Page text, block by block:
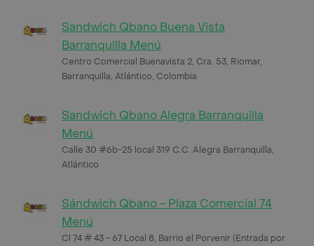
Sandwich Qbano Buena Vista
Barranquilla Menú
Centro Comercial Buenavista 2, Cra. 53, Riomar,
Barranquilla, Atlántico, Colombia
Sandwich Qbano Alegra Barranquilla
Menú
Calle 30 #6b-25 local 319 C.C. Alegra Barranquilla,
Atlántico
Sándwich Qbano - Plaza Comercial 74
Menú
Cl 74 # 43 - 67 Local 8, Barrio el Porvenir (Entrada por